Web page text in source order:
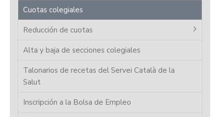
Cuotas colegiales
Reducción de cuotas
Alta y baja de secciones colegiales
Talonarios de recetas del Servei Català de la
Salut
Inscripción a la Bolsa de Empleo